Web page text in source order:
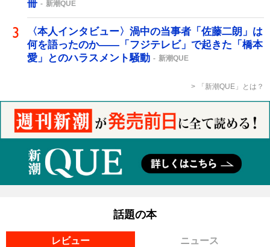
冊
新潮QUE
〈本人インタビュー〉渦中の当事者「佐藤二朗」は
何を語ったのか――「フジテレビ」で起きた「橋本
愛」とのハラスメント騒動
新潮QUE
「新潮QUE」とは？
話題の本
レビュー ニュース